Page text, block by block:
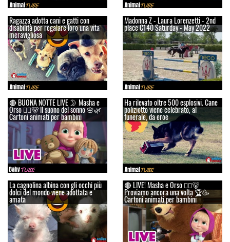
Ragazza adotta cani e gatti con
disabilità per regalare loro una vita
meravigliosa
Madonna Z - Laura Lorenzetti - 2nd
place C140 Saturday - May 2022
🔴 BUONA NOTTE LIVE 🌛 Masha e
Orso 👱‍♀️🐻 Il suono del sonno 🌸🌿
Cartoni animati per bambini
Ha rilevato oltre 500 esplosivi. Cane
poliziotto viene celebrato, al
funerale, da eroe
La cagnolina albina con gli occhi più
dolci del mondo viene adottata e
amata
🔴 LIVE! Masha e Orso 👱‍♀️🐻
Proviamo ancora una volta 🏆🥳
Cartoni animati per bambini